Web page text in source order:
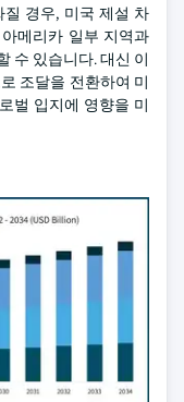
경우, 미국 제설 차
메리카 일부 지역과
수 있습니다. 대신 이
조달을 전환하여 미
벌 입지에 영향을 미